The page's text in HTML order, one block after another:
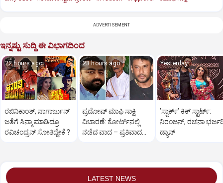
ADVERTISEMENT
ಇನ್ನಷ್ಟು ಸುದ್ದಿ ಈ ವಿಭಾಗದಿಂದ
22 hours ago
ರಜಿನಿಕಾಂತ್‌, ನಾಗಾರ್ಜುನ್‌
ಜತೆಗೆ ಸಿನ್ಮಾ ಮಾಡಿದ್ರೂ
ರವಿಚಂದ್ರನ್ ಸೋತಿದ್ದೇಕೆ ?‌
23 hours ago
ಪ್ರದೋಷ್ ಮಾಫಿ ಸಾಕ್ಷಿ
ವಿಚಾರಣೆ: ಕೋರ್ಟ್‌ನಲ್ಲಿ
ನಡೆದ ವಾದ – ಪ್ರತಿವಾದದ
Yesterday
ʼಸ್ಪಾರ್ಕ್ʼ ಕಿಕ್‌ ಸ್ಟಾರ್ಟ್‌:
ನಿರಂಜನ್‌, ರಚನಾ
ಡ್ಯಾನ್‌
LATEST NEWS